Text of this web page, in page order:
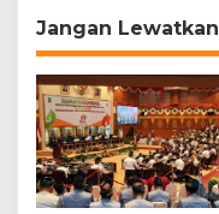
g
a
s
i
p
o
Jangan Lewatkan